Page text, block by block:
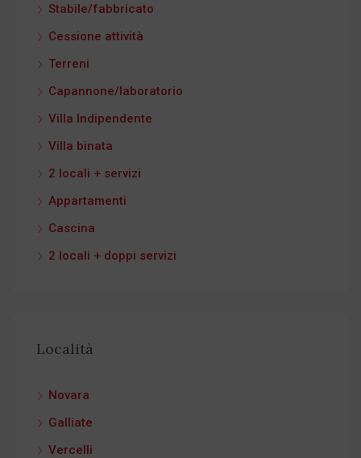
Stabile/fabbricato
Cessione attività
Terreni
Capannone/laboratorio
Villa Indipendente
Villa binata
2 locali + servizi
Appartamenti
Cascina
2 locali + doppi servizi
Località
Novara
Galliate
Vercelli